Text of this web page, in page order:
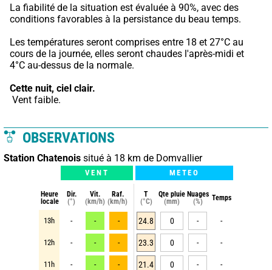
La fiabilité de la situation est évaluée à 90%, avec des
conditions favorables à la persistance du beau temps.
Les températures seront comprises entre 18 et 27°C au
cours de la journée, elles seront chaudes l'après-midi et
4°C au-dessus de la normale.
Cette nuit, ciel clair.
Vent faible.
OBSERVATIONS
Station Chatenois situé à 18 km de Domvallier
VENT METEO
Heure
locale
Dir.
(°)
Vit.
(km/h)
Raf.
(km/h)
T
(°C)
Qte pluie
(mm)
Nuages
(%)
Temps
13h - - - 24.8 0 - -
12h - - - 23.3 0 - -
11h - - - 21.4 0 - -